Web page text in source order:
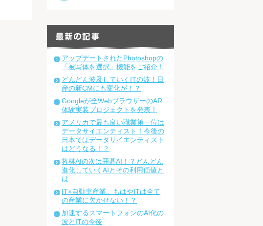
アップデートされたPhotoshopの
「被写体を選択」機能をご紹介！
どんどん波及していくITの波！日
産の新CMにも変化が！？
Googleが全WebブラウザーのAR
体験実装プロジェクトを発表！
アメリカで最も良い職業第一位は
データサイエンティスト！今後の
日本ではデータサイエンティスト
はどうなる！？
将棋AIの次は囲碁AI！？どんどん
進化していくAIとその利用価値と
は
IT×自動車産業。もはやITは全て
の産業に欠かせない！？
加速するスマートフォンのAI化の
波とITの今後